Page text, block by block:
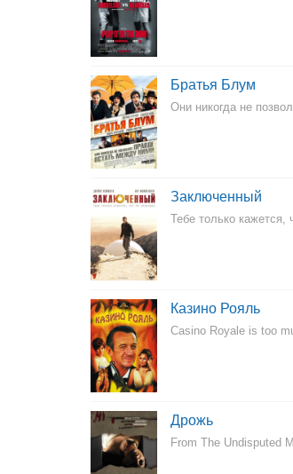
Братья Блум
Они никогда не
Заключенный
Тебе только кажется,
Казино Рояль
Casino Royale is too
Дрожь
From The Undisputed